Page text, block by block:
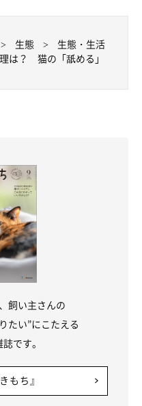
生態
生態・生活
は？ 猫の「舐める」
飼い主さんの
たい”にこたえる
です。
もち』